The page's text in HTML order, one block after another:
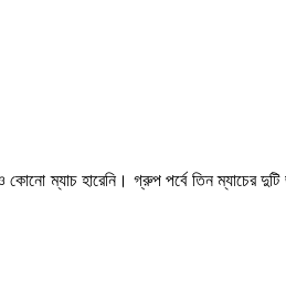
ম্যাচ হারেনি। গ্রুপ পর্বে তিন ম্যাচের দুটি